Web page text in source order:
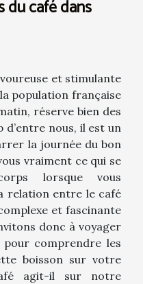
du café dans
et stimulante
population française
réserve bien des
d’entre nous, il est un
la journée du bon
vraiment ce qui se
lorsque vous
relation entre le café
et fascinante
donc à voyager
comprendre les
boisson sur votre
agit-il sur notre